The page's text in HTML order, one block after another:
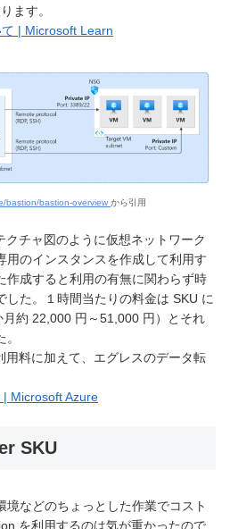
ます。
| Microsoft Learn
bastion/bastion-overview から引用
チャ図のように仮想ネットワーク
用のインスタンスを作成して利用す
作成すると利用の有無に関わらず時
した。１時間当たりの料金は SKU に
約 22,000 円～51,000 円）とそれ
料に加えて、エグレスのデータ転
Microsoft Azure
SKU
境などのちょっとした作業でコスト
を利用するのは気が重かったので